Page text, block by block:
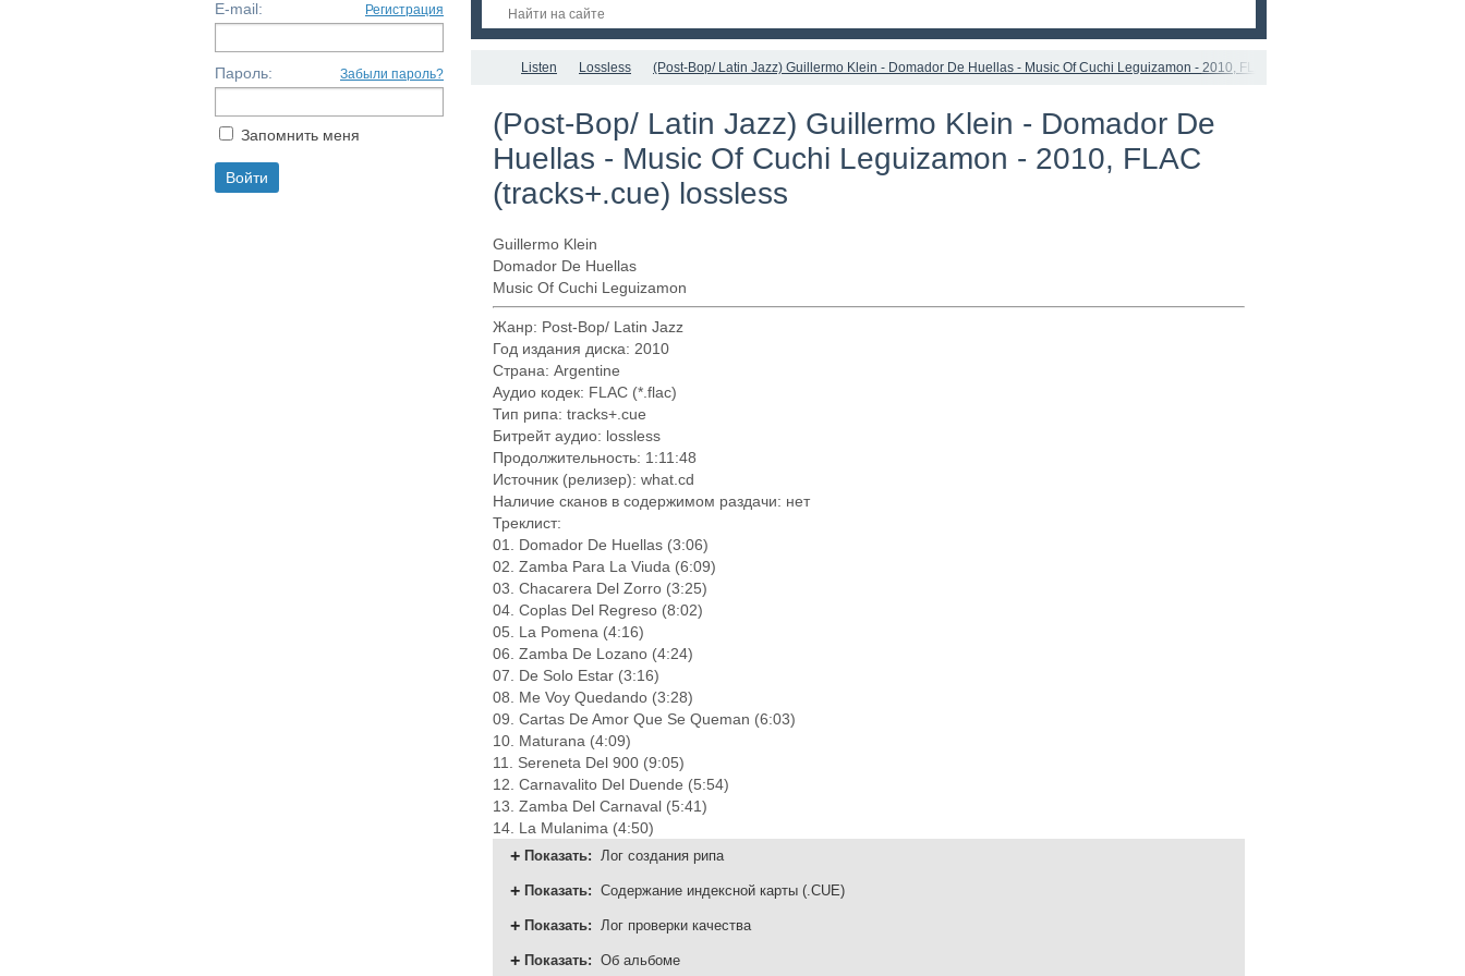
Listen Lossless (Post-Bop/ Latin Jazz) Guillermo Klein - Domador De Huellas - Music Of Cuchi Leguizamon - 2010, FLAC (tracks+.cue) lossless
(Post-Bop/ Latin Jazz) Guillermo Klein - Domador De
Huellas - Music Of Cuchi Leguizamon - 2010, FLAC
(tracks+.cue) lossless
Guillermo Klein
Domador De Huellas
Music Of Cuchi Leguizamon
Жанр: Post-Bop/ Latin Jazz
Год издания диска: 2010
Страна: Argentine
Аудио кодек: FLAC (*.flac)
Тип рипа: tracks+.cue
Битрейт аудио: lossless
Продолжительность: 1:11:48
Источник (релизер): what.cd
Наличие сканов в содержимом раздачи: нет
Треклист:
01. Domador De Huellas (3:06)
02. Zamba Para La Viuda (6:09)
03. Chacarera Del Zorro (3:25)
04. Coplas Del Regreso (8:02)
05. La Pomena (4:16)
06. Zamba De Lozano (4:24)
07. De Solo Estar (3:16)
08. Me Voy Quedando (3:28)
09. Cartas De Amor Que Se Queman (6:03)
10. Maturana (4:09)
11. Sereneta Del 900 (9:05)
12. Carnavalito Del Duende (5:54)
13. Zamba Del Carnaval (5:41)
14. La Mulanima (4:50)
Показать: Лог создания рипа
Показать: Содержание индексной карты (.CUE)
Показать: Лог проверки качества
Показать: Об альбоме
E-mail: Регистрация
Пароль: Забыли пароль?
Запомнить меня